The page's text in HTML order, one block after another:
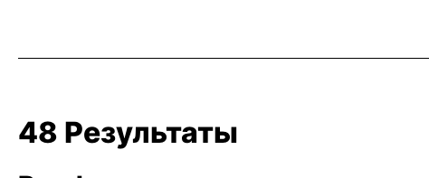
48 Результаты